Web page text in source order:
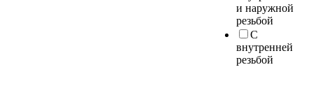
и наружной
резьбой
С
внутренней
резьбой